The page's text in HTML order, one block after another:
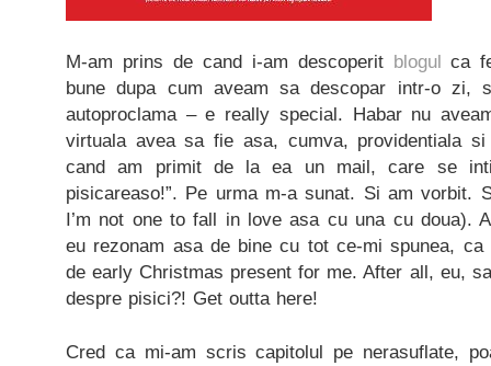
M-am prins de cand i-am descoperit blogul ca
bune dupa cum aveam sa descopar intr-o
autoproclama – e really special. Habar nu
virtuala avea sa fie asa, cumva, providentiala
cand am primit de la ea un mail, care se
pisicareaso!”. Pe urma m-a sunat. Si am vorbit.
I’m not one to fall in love asa cu una cu doua).
eu rezonam asa de bine cu tot ce-mi spunea,
de early Christmas present for me. After all, eu,
despre pisici?! Get outta here!
Cred ca mi-am scris capitolul pe nerasuflate,